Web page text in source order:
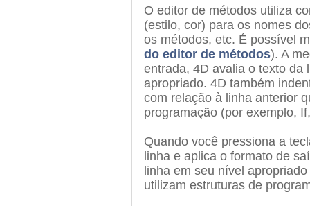
O editor de métodos utiliza
(estilo, cor) para os nomes
os métodos, etc. É possível
do editor de métodos). A
entrada, 4D avalia o texto da
apropriado. 4D também
com relação à linha anterior
programação (por exemplo,
Quando você pressiona a
linha e aplica o formato de
linha em seu nível
utilizam estruturas de